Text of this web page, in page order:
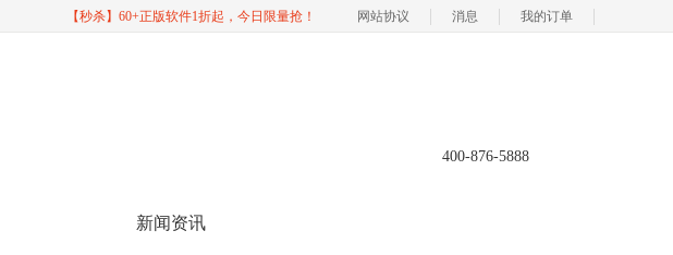
【秒杀】60+正版软件1折起，今日限量抢！ 网站协议 消息 我的订单
400-876-5888
新闻资讯